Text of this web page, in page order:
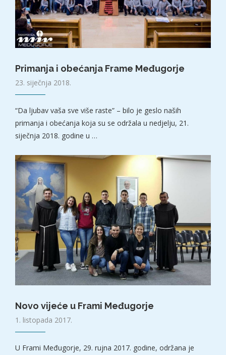
Primanja i obećanja Frame Međugorje
23. siječnja 2018.
“Da ljubav vaša sve više raste” – bilo je geslo naših
primanja i obećanja koja su se održala u nedjelju, 21.
siječnja 2018. godine u …
Novo vijeće u Frami Međugorje
1. listopada 2017.
U Frami Međugorje, 29. rujna 2017. godine, održana je